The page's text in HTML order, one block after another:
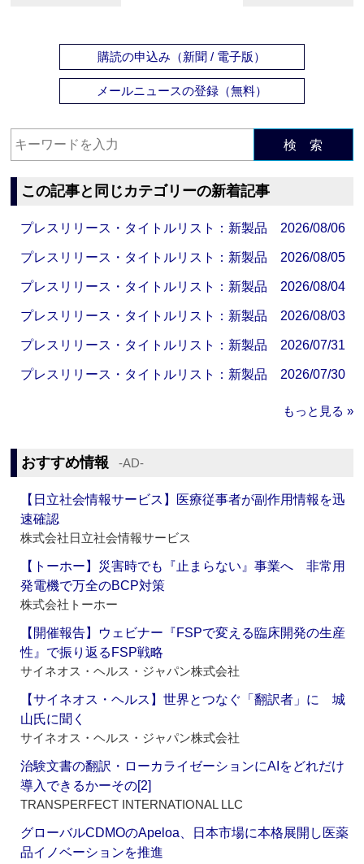
購読の申込み（新聞 / 電子版）
メールニュースの登録（無料）
検 索
この記事と同じカテゴリーの新着記事
プレスリリース・タイトルリスト：新製品 2026/08/06
プレスリリース・タイトルリスト：新製品 2026/08/05
プレスリリース・タイトルリスト：新製品 2026/08/04
プレスリリース・タイトルリスト：新製品 2026/08/03
プレスリリース・タイトルリスト：新製品 2026/07/31
プレスリリース・タイトルリスト：新製品 2026/07/30
もっと見る »
おすすめ情報 ‐AD‐
【日立社会情報サービス】医療従事者が副作用情報を迅
速確認
株式会社日立社会情報サービス
【トーホー】災害時でも『止まらない』事業へ 非常用
発電機で万全のBCP対策
株式会社トーホー
【開催報告】ウェビナー『FSPで変える臨床開発の生産
性』で振り返るFSP戦略
サイネオス・ヘルス・ジャパン株式会社
【サイネオス・ヘルス】世界とつなぐ「翻訳者」に 城
山氏に聞く
サイネオス・ヘルス・ジャパン株式会社
治験文書の翻訳・ローカライゼーションにAIをどれだけ
導入できるかーその[2]
TRANSPERFECT INTERNATIONAL LLC
グローバルCDMOのApeloa、日本市場に本格展開し医薬
品イノベーションを推進